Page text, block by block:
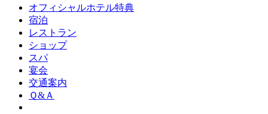
オフィシャルホテル特典
宿泊
レストラン
ショップ
スパ
宴会
交通案内
Ｑ&Ａ